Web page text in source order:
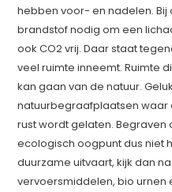
hebben voor- en nadelen.
brandstof nodig om een
ook CO2 vrij. Daar staat
veel ruimte inneemt. Ruimte
kan gaan van de natuur.
natuurbegraafplaatsen waar
rust wordt gelaten.
ecologisch oogpunt dus niet
duurzame uitvaart, kijk dan
vervoersmiddelen, bio urnen